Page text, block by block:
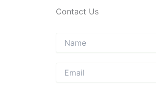
Contact Us